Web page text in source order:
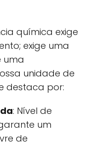
química exige
exige uma
uma
unidade de
destaca por:
: Nível de
um
de